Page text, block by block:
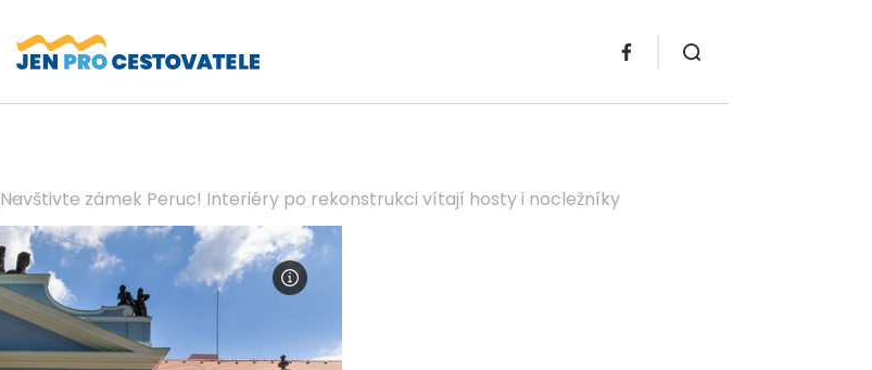
Navštivte zámek Peruc! Interiéry po rekonstrukci vítají hosty i nocležníky